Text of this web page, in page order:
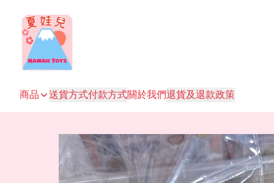
商品 送貨方式付款方式關於我們退貨及退款政策